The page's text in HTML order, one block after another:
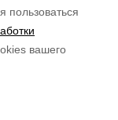
пользоваться
вашего